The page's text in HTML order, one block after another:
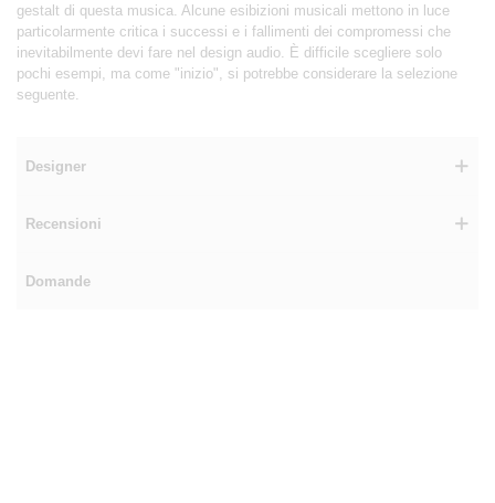
gestalt di questa musica. Alcune esibizioni musicali mettono in luce
particolarmente critica i successi e i fallimenti dei compromessi che
inevitabilmente devi fare nel design audio. È difficile scegliere solo
pochi esempi, ma come "inizio", si potrebbe considerare la selezione
seguente.
Designer
Recensioni
Domande